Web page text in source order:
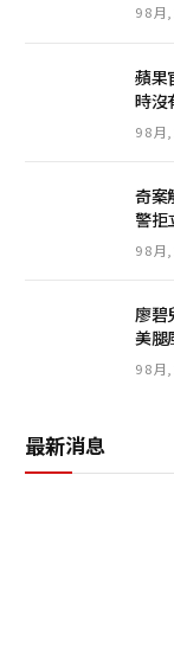
9 8 月
蘋果
時沒
9 8 月
奇案
警拒
9 8 月
廖碧
美腿
9 8 月
最新消息